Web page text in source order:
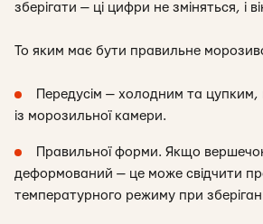
зберігати — ці цифри не зміняться, і
То яким має бути правильне
Передусім — холодним та цупким,
із морозильної камери.
Правильної форми. Якщо
деформований — це може свідчити
температурного режиму при